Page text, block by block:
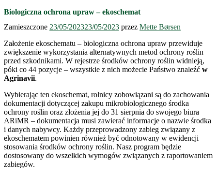
Biologiczna ochrona upraw – ekoschemat
Zamieszczone 23/05/202323/05/2023 przez Mette Børsen
Założenie ekoschematu – biologiczna ochrona upraw przewiduje
zwiększenie wykorzystania alternatywnych metod ochrony roślin
przed szkodnikami. W rejestrze środków ochrony roślin widnieją,
póki co 44 pozycje – wszystkie z nich możecie Państwo znaleźć w
Agrinavii.
Wybierając ten ekoschemat, rolnicy zobowiązani są do zachowania
dokumentacji dotyczącej zakupu mikrobiologicznego środka
ochrony roślin oraz złożenia jej do 31 sierpnia do swojego biura
ARiMR – dokumentacja musi zawierać informacje o nazwie środka
i danych nabywcy. Każdy przeprowadzony zabieg związany z
ekoschematem powinien również być odnotowany w ewidencji
stosowania środków ochrony roślin. Nasz program będzie
dostosowany do wszelkich wymogów związanych z raportowaniem
zabiegów.